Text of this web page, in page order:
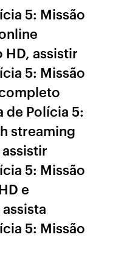
5: Missão
assistir
5: Missão
de Polícia 5:
streaming
5: Missão
e
5: Missão